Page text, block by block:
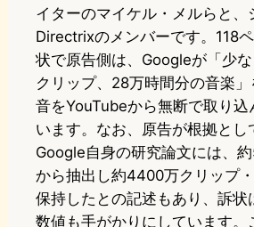
イターのマイケル・メルらと、
Directrixのメンバーです。118
状で原告側は、Googleが「少
クリップ、28万時間分の音楽
音をYouTubeから無断で取り込
います。なお、原告が根拠とし
Google自身の研究論文には、
から抽出し約4400万クリップ
保持したとの記述もあり、訴状
数値も手がかりにしています。